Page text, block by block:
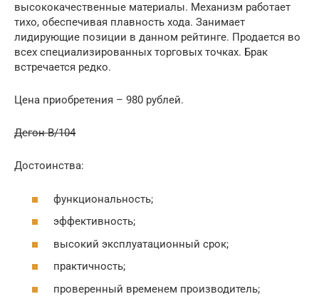
высококачественные материалы. Механизм работает
тихо, обеспечивая плавность хода. Занимает
лидирующие позиции в данном рейтинге. Продается во
всех специализированных торговых точках. Брак
встречается редко.
Цена приобретения – 980 рублей.
Дегон В/104
Достоинства:
функциональность;
эффективность;
высокий эксплуатационный срок;
практичность;
проверенный временем производитель;